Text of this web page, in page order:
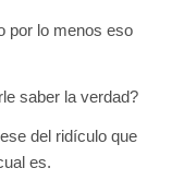
por lo menos eso
saber la verdad?
del ridículo que
es.